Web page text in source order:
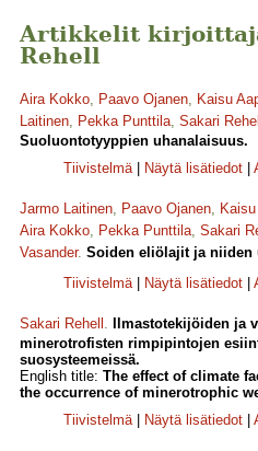
Artikkelit
Rehell
Aira Kokko, Paavo Ojanen, Kaisu
Laitinen, Pekka Punttila, Sakari Rehell
Suoluontotyyppien uhanalaisuus.
Tiivistelmä| Näytä lisätiedot
Jarmo Laitinen, Paavo Ojanen,
Aira Kokko, Pekka Punttila, Sakari
Vasander. Soiden eliölajit ja niiden
Tiivistelmä| Näytä lisätiedot
Sakari Rehell .
Ilmastotekijöiden ja
minerotrofisten rimpipintojen
suosysteemeissä.
English title: The effect of climate
the occurrence of minerotrophic
Tiivistelmä| Näytä lisätiedot